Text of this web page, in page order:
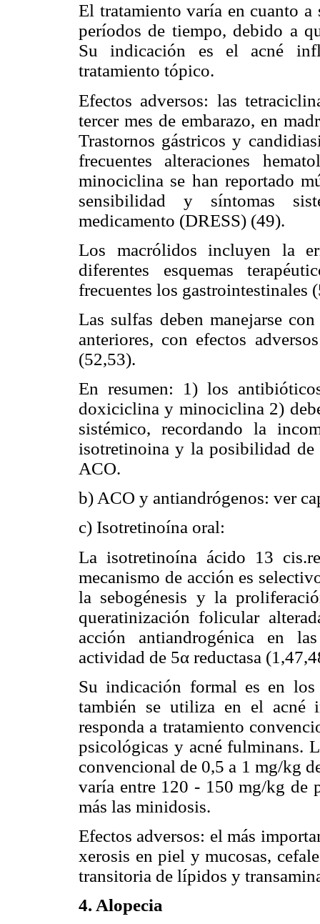
El tratamiento varía en cuanto
períodos de tiempo, debido a
Su indicación es el acné
tratamiento tópico.
Efectos adversos: las
tercer mes de embarazo, en
Trastornos gástricos y
frecuentes alteraciones
minociclina se han reportado
sensibilidad y síntomas
medicamento (DRESS) (49).
Los macrólidos incluyen la
diferentes esquemas
frecuentes los gastrointestinales
Las sulfas deben manejarse
anteriores, con efectos
(52,53).
En resumen: 1) los
doxiciclina y minociclina 2)
sistémico, recordando la
isotretinoina y la posibilidad
ACO.
b) ACO y antiandrógenos: ver
c) Isotretinoína oral:
La isotretinoína ácido 13
mecanismo de acción es
la sebogénesis y la
queratinización folicular
acción antiandrogénica en
actividad de 5α reductasa
Su indicación formal es en
también se utiliza en el acné
responda a tratamiento
psicológicas y acné fulminans.
convencional de 0,5 a 1 mg/kg
varía entre 120 - 150 mg/kg de
más las minidosis.
Efectos adversos: el más
xerosis en piel y mucosas,
transitoria de lípidos y
4. Alopecia